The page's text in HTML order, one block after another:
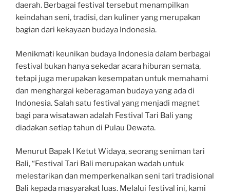
daerah. Berbagai festival tersebut menampilkan
keindahan seni, tradisi, dan kuliner yang merupakan
bagian dari kekayaan budaya Indonesia.
Menikmati keunikan budaya Indonesia dalam berbagai
festival bukan hanya sekedar acara hiburan semata,
tetapi juga merupakan kesempatan untuk memahami
dan menghargai keberagaman budaya yang ada di
Indonesia. Salah satu festival yang menjadi magnet
bagi para wisatawan adalah Festival Tari Bali yang
diadakan setiap tahun di Pulau Dewata.
Menurut Bapak I Ketut Widaya, seorang seniman tari
Bali, “Festival Tari Bali merupakan wadah untuk
melestarikan dan memperkenalkan seni tari tradisional
Bali kepada masyarakat luas. Melalui festival ini, kami